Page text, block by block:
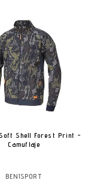
Shell Forest Print -
Camuflaje
BENISPORT